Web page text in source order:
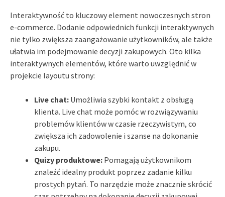
Interaktywność to kluczowy element nowoczesnych stron
e-commerce. Dodanie odpowiednich funkcji interaktywnych
nie tylko zwiększa zaangażowanie użytkowników, ale także
ułatwia im podejmowanie decyzji zakupowych. Oto kilka
interaktywnych elementów, które warto uwzględnić w
projekcie layoutu strony:
Live chat: Umożliwia szybki kontakt z obsługą
klienta. Live chat może pomóc w rozwiązywaniu
problemów klientów w czasie rzeczywistym, co
zwiększa ich zadowolenie i szanse na dokonanie
zakupu.
Quizy produktowe: Pomagają użytkownikom
znaleźć idealny produkt poprzez zadanie kilku
prostych pytań. To narzędzie może znacznie skrócić